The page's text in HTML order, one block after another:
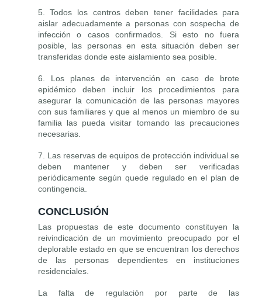
5. Todos los centros deben tener facilidades para
aislar adecuadamente a personas con sospecha de
infección o casos confirmados. Si esto no fuera
posible, las personas en esta situación deben ser
transferidas donde este aislamiento sea posible.
6. Los planes de intervención en caso de brote
epidémico deben incluir los procedimientos para
asegurar la comunicación de las personas mayores
con sus familiares y que al menos un miembro de su
familia las pueda visitar tomando las precauciones
necesarias.
7. Las reservas de equipos de protección individual se
deben mantener y deben ser verificadas
periódicamente según quede regulado en el plan de
contingencia.
CONCLUSIÓN
Las propuestas de este documento constituyen la
reivindicación de un movimiento preocupado por el
deplorable estado en que se encuentran los derechos
de las personas dependientes en instituciones
residenciales.
La falta de regulación por parte de las